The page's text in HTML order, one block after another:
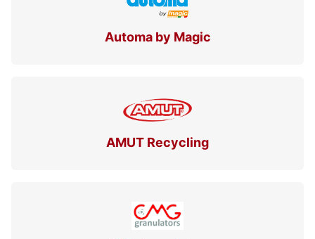
Automa by Magic
AMUT Recycling